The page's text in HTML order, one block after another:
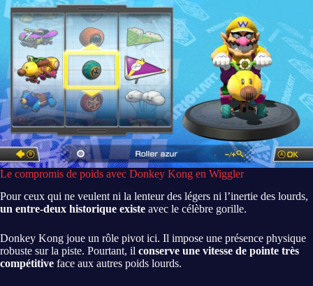
Le compromis de poids avec Donkey Kong en Wiggler
Pour ceux qui ne veulent ni la lenteur des légers ni l’inertie des lourds,
un entre-deux historique existe avec le célèbre gorille.
Donkey Kong joue un rôle pivot ici. Il impose une présence physique
robuste sur la piste. Pourtant, il conserve une vitesse de pointe très
compétitive face aux autres poids lourds.